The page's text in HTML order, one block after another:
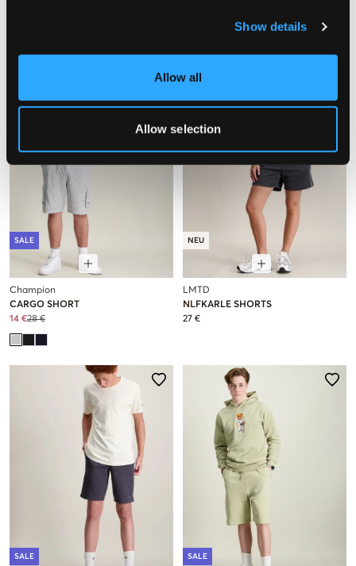
Show details
Allow all
Allow selection
SALE
Champion
CARGO SHORT
14 €28 €
NEU
LMTD
NLFKARLE SHORTS
27 €
SALE SALE